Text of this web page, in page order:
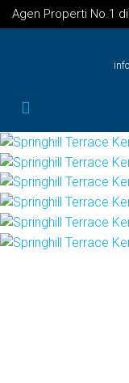
Agen Properti No.1